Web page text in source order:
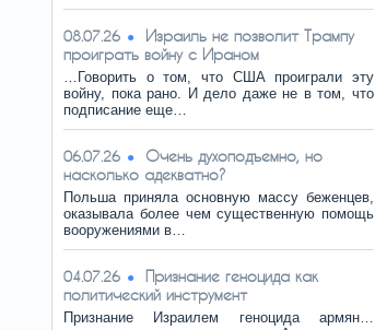
08.07.26
Израиль не позволит Трампу
проиграть войну с Ираном
…Говорить о том, что США проиграли эту
войну, пока рано. И дело даже не в том, что
подписание еще…
06.07.26
Очень духоподъемно, но
насколько адекватно?
Польша приняла основную массу беженцев,
оказывала более чем существенную помощь
вооружениями в…
04.07.26
Признание геноцида как
политический инструмент
Признание Израилем геноцида армян…